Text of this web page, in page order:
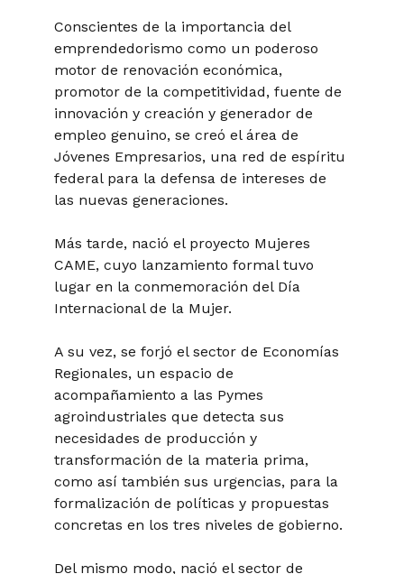
Conscientes de la importancia del
emprendedorismo como un poderoso
motor de renovación económica,
promotor de la competitividad, fuente de
innovación y creación y generador de
empleo genuino, se creó el área de
Jóvenes Empresarios, una red de espíritu
federal para la defensa de intereses de
las nuevas generaciones.
Más tarde, nació el proyecto Mujeres
CAME, cuyo lanzamiento formal tuvo
lugar en la conmemoración del Día
Internacional de la Mujer.
A su vez, se forjó el sector de Economías
Regionales, un espacio de
acompañamiento a las Pymes
agroindustriales que detecta sus
necesidades de producción y
transformación de la materia prima,
como así también sus urgencias, para la
formalización de políticas y propuestas
concretas en los tres niveles de gobierno.
Del mismo modo, nació el sector de